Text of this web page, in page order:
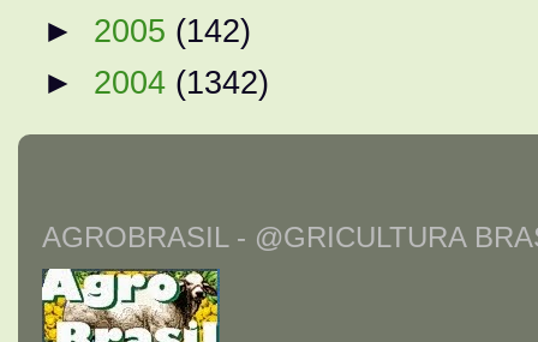
► 2005 (142)
► 2004 (1342)
AGROBRASIL - @GRICULTURA